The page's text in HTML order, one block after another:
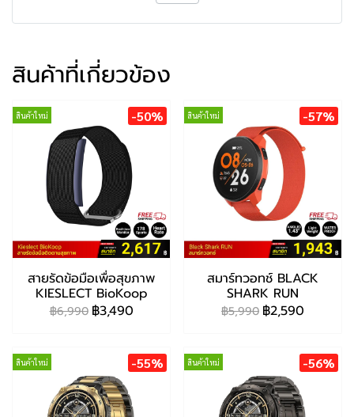
สินค้าที่เกี่ยวข้อง
สินค้าใหม่ -50%
สายรัดข้อมือเพื่อสุขภาพ
KIESLECT BioKoop
฿6,990 ฿3,490
สินค้าใหม่ -57%
สมาร์ทวอทช์ BLACK
SHARK RUN
฿5,990 ฿2,590
สินค้าใหม่ -55% สินค้าใหม่ -56%